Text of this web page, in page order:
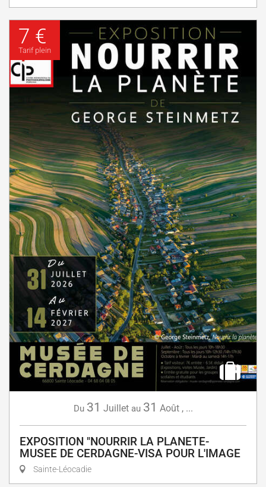
7 €
Tarif plein
Du 31 Juillet au 31 Août, ...
EXPOSITION "NOURRIR LA PLANETE-
MUSEE DE CERDAGNE-VISA POUR L'IMAGE
Sainte-Léocadie